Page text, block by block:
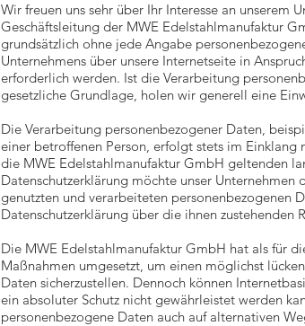
Wir freuen uns sehr über Ihr Interesse an unserem
Geschäftsleitung der MWE Edelstahlmanufaktur
grundsätzlich ohne jede Angabe
Unternehmens über unsere Internetseite in
erforderlich werden. Ist die Verarbeitung
gesetzliche Grundlage, holen wir generell eine
Die Verarbeitung personenbezogener Daten,
einer betroffenen Person, erfolgt stets im
die MWE Edelstahlmanufaktur GmbH geltenden
Datenschutzerklärung möchte unser
genutzten und verarbeiteten personenbezogenen
Datenschutzerklärung über die ihnen zustehenden
Die MWE Edelstahlmanufaktur GmbH hat als für
Maßnahmen umgesetzt, um einen möglichst
Daten sicherzustellen. Dennoch können
ein absoluter Schutz nicht gewährleistet werden
personenbezogene Daten auch auf alternativen